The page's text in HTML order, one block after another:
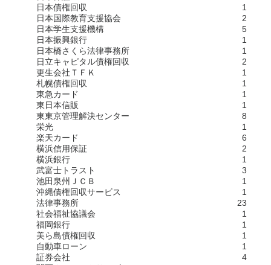
日本債権回収
1
日本国際教育支援協会
2
日本学生支援機構
5
日本振興銀行
1
日本橋さくら法律事務所
1
日立キャピタル債権回収
2
更生会社ＴＦＫ
1
札幌債権回収
1
東急カード
1
東日本信販
1
東東京管理解決センター
8
栄光
1
楽天カード
6
横浜信用保証
2
横浜銀行
1
武富士トラスト
3
池田泉州ＪＣＢ
1
沖縄債権回収サービス
1
法律事務所
23
社会福祉協議会
1
福岡銀行
1
美ら島債権回収
1
自動車ローン
1
証券会社
4